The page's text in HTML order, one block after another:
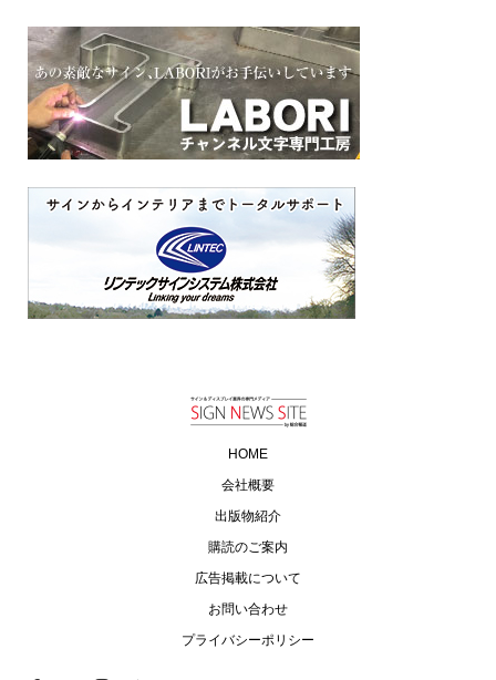
HOME
会社概要
出版物紹介
購読のご案内
広告掲載について
お問い合わせ
プライバシーポリシー